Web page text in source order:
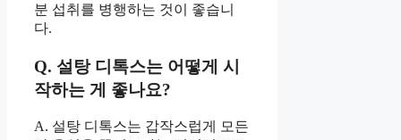
분 섭취를 병행하는 것이 좋습니
다.
Q. 설탕 디톡스는 어떻게 시
작하는 게 좋나요?
A. 설탕 디톡스는 갑작스럽게 모든